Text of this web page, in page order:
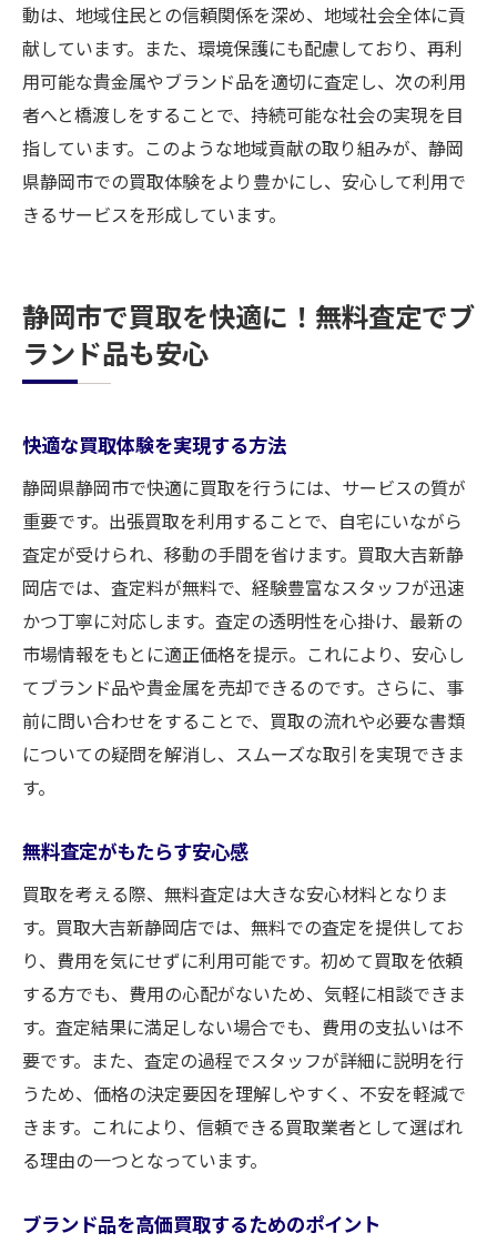
動は、地域住民との信頼関係を深め、地域社会全体に貢
献しています。また、環境保護にも配慮しており、再利
用可能な貴金属やブランド品を適切に査定し、次の利用
者へと橋渡しをすることで、持続可能な社会の実現を目
指しています。このような地域貢献の取り組みが、静岡
県静岡市での買取体験をより豊かにし、安心して利用で
きるサービスを形成しています。
静岡市で買取を快適に！無料査定でブ
ランド品も安心
快適な買取体験を実現する方法
静岡県静岡市で快適に買取を行うには、サービスの質が
重要です。出張買取を利用することで、自宅にいながら
査定が受けられ、移動の手間を省けます。買取大吉新静
岡店では、査定料が無料で、経験豊富なスタッフが迅速
かつ丁寧に対応します。査定の透明性を心掛け、最新の
市場情報をもとに適正価格を提示。これにより、安心し
てブランド品や貴金属を売却できるのです。さらに、事
前に問い合わせをすることで、買取の流れや必要な書類
についての疑問を解消し、スムーズな取引を実現できま
す。
無料査定がもたらす安心感
買取を考える際、無料査定は大きな安心材料となりま
す。買取大吉新静岡店では、無料での査定を提供してお
り、費用を気にせずに利用可能です。初めて買取を依頼
する方でも、費用の心配がないため、気軽に相談できま
す。査定結果に満足しない場合でも、費用の支払いは不
要です。また、査定の過程でスタッフが詳細に説明を行
うため、価格の決定要因を理解しやすく、不安を軽減で
きます。これにより、信頼できる買取業者として選ばれ
る理由の一つとなっています。
ブランド品を高価買取するためのポイント